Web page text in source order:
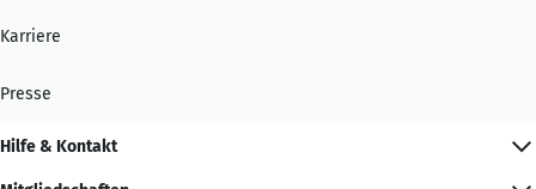
Karriere
Presse
Hilfe & Kontakt